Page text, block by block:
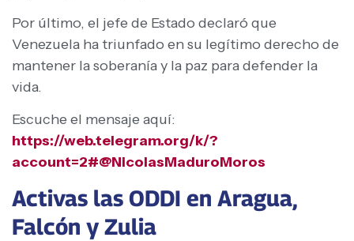
Por último, el jefe de Estado declaró que
Venezuela ha triunfado en su legítimo derecho de
mantener la soberanía y la paz para defender la
vida.
Escuche el mensaje aquí:
https://web.telegram.org/k/?
account=2#@NicolasMaduroMoros
Activas las ODDI en Aragua,
Falcón y Zulia